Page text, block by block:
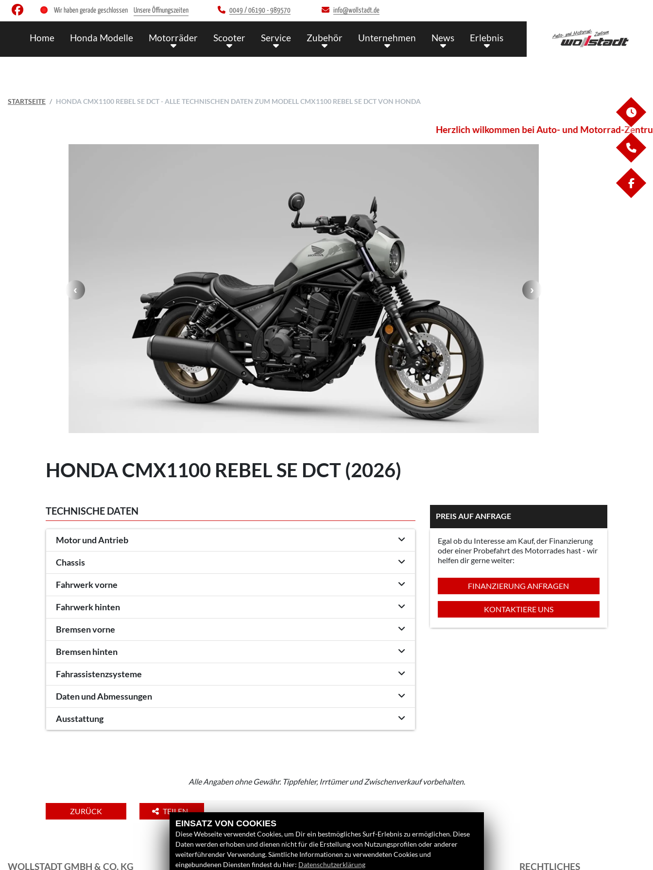
Wir haben gerade geschlossen Unsere Öffnungszeiten 0049 / 06190 - 989570 info@wollstadt.de
Home Honda Modelle Motorräder Scooter Service Zubehör Unternehmen News Erlebnis
STARTSEITE HONDA CMX1100 REBEL SE DCT - ALLE TECHNISCHEN DATEN ZUM MODELL CMX1100 REBEL SE DCT VON HONDA
Herzlich wilkommen bei Auto- und Motorrad-Zentrum
HONDA CMX1100 REBEL SE DCT (2026)
TECHNISCHE DATEN
Motor und Antrieb
Chassis
Fahrwerk vorne
Fahrwerk hinten
Bremsen vorne
Bremsen hinten
Fahrassistenzsysteme
Daten und Abmessungen
Ausstattung
PREIS AUF ANFRAGE
Egal ob du Interesse am Kauf, der Finanzierung
oder einer Probefahrt des Motorrades hast - wir
helfen dir gerne weiter:
FINANZIERUNG ANFRAGEN
KONTAKTIERE UNS
Alle Angaben ohne Gewähr. Tippfehler, Irrtümer und Zwischenverkauf vorbehalten.
ZURÜCK TEILEN
WOLLSTADT GMBH & CO. KG LINKS RECHTLICHES
EINSATZ VON COOKIES
Diese Webseite verwendet Cookies, um Dir ein bestmögliches Surf-Erlebnis zu ermöglichen. Diese
Daten werden erhoben und dienen nicht für die Erstellung von Nutzungsprofilen oder anderer
weiterführender Verwendung. Sämtliche Informationen zu verwendeten Cookies und
eingebundenen Diensten findest du hier: Datenschutzerklärung